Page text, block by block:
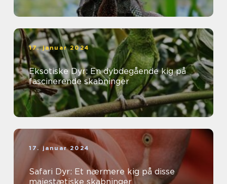
17. januar 2024
Eksotiske Dyr: En dybdegående kig på
fascinerende skabninger
17. januar 2024
Safari Dyr: Et nærmere kig på disse
majestætiske skabninger